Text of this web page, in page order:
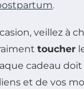
.
veillez à
toucher
cadeau
et de vos